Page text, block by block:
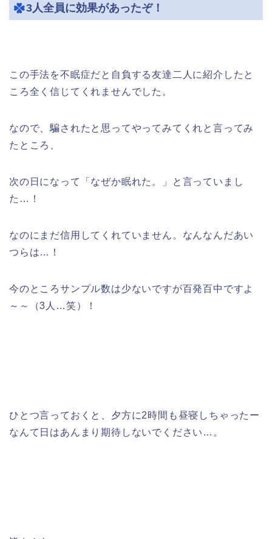
3人全員に効果があったぞ！
この手法を不眠症だと自負する友達二人に紹介したと
ころ全く信じてくれませんでした。
なので、騙されたと思ってやってみてくれと言ってみ
たところ、
次の日になって「なぜか眠れた。」と言っていまし
た…！
なのにまだ信用してくれていません。なんなんだあい
つらは…！
今のところサンプル数は少ないですが百発百中ですよ
～～（3人…笑）！
ひとつ言っておくと、夕方に2時間も昼寝しちゃったー
なんて日はあんまり期待しないでください…。